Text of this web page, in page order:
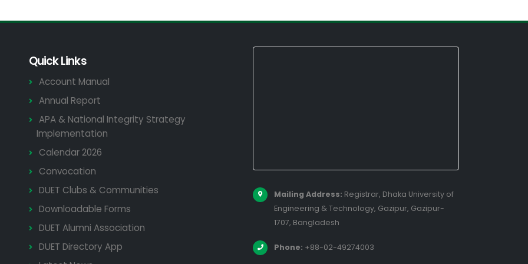
Quick Links
Account Manual
Annual Report
APA & National Integrity Strategy
Implementation
Calendar 2026
Convocation
DUET Clubs & Communities
Downloadable Forms
DUET Alumni Association
DUET Directory App
Mailing Address: Registrar, Dhaka University of
Engineering & Technology, Gazipur, Gazipur-
1707, Bangladesh
Phone: +88-02-49274003